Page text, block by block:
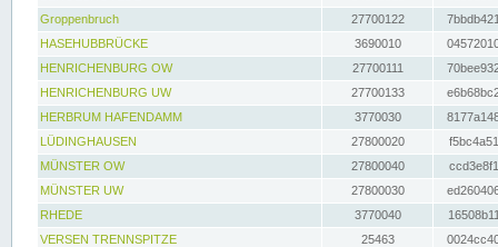
Groppenbruch
27700122
HASEHUBBRÜCKE
3690010
HENRICHENBURG OW
27700111
HENRICHENBURG UW
27700133
HERBRUM HAFENDAMM
3770030
LÜDINGHAUSEN
27800020
MÜNSTER OW
27800040
MÜNSTER UW
27800030
RHEDE
3770040
VERSEN TRENNSPITZE
25463